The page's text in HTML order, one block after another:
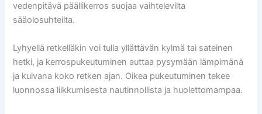
vedenpitävä päällikerros suojaa vaihtelevilta
sääolosuhteilta.
Lyhyellä retkelläkin voi tulla yllättävän kylmä tai sateinen
hetki, ja kerrospukeutuminen auttaa pysymään lämpimänä
ja kuivana koko retken ajan. Oikea pukeutuminen tekee
luonnossa liikkumisesta nautinnollista ja huolettomampaa.